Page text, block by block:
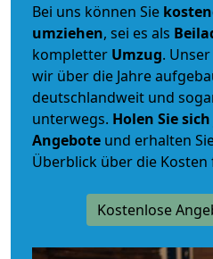
Bei uns können Sie
umziehen, sei es als
kompletter Umzug.
wir über die Jahre
deutschlandweit und
unterwegs. Holen Sie
Angebote und erhalten
Überblick über die
Kostenlose